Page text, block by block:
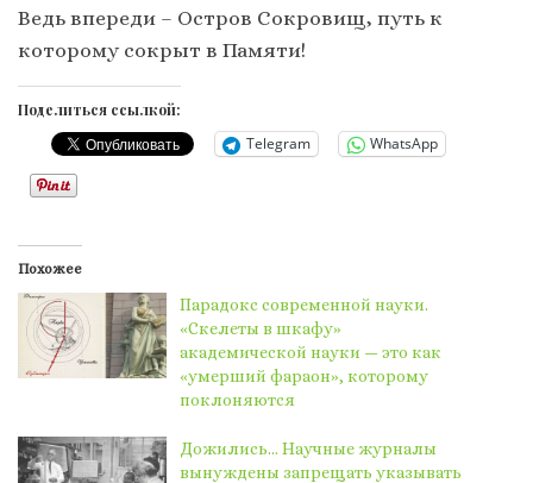
Ведь впереди – Остров Сокровищ, путь к
которому сокрыт в Памяти!
Поделиться ссылкой:
Telegram WhatsApp
Похожее
Парадокс современной науки.
«Скелеты в шкафу»
академической науки — это как
«умерший фараон», которому
поклоняются
Дожились… Научные журналы
вынуждены запрещать указывать